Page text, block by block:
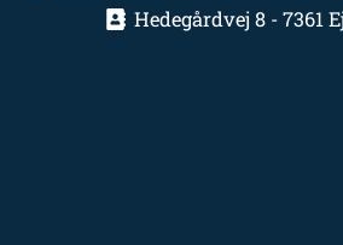
Hedegårdvej 8 - 7361